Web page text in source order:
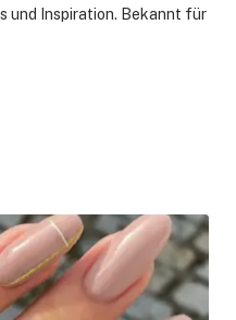
und Inspiration. Bekannt für